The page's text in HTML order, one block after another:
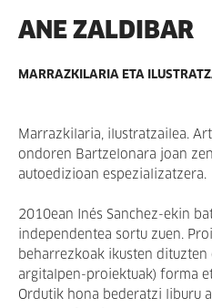
ANE ZALDIBAR
MARRAZKILARIA ETA
Marrazkilaria, ilustratzailea.
ondoren Bartzelonara joan
autoedizioan espezializatzera.
2010ean Inés Sanchez-ekin
independentea sortu zuen.
beharrezkoak ikusten dituzten
argitalpen-proiektuak) forma
Ordutik hona bederatzi liburu